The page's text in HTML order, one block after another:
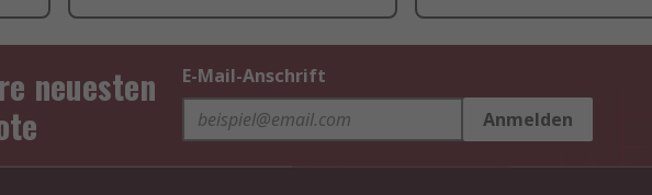
neuesten
E-Mail-Anschrift
Anmelden